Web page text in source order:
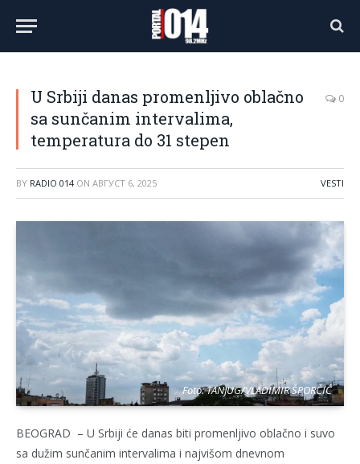
U Srbiji danas promenljivo oblačno
sa sunčanim intervalima,
temperatura do 31 stepen
0
BY RADIO 014 ON АВГУСТ 6, 2025 VESTI
Foto: TANJUG/VLADIMIR ŠPORČIĆ
BEOGRAD – U Srbiji će danas biti promenljivo oblačno i suvo
sa dužim sunčanim intervalima i najvišom dnevnom